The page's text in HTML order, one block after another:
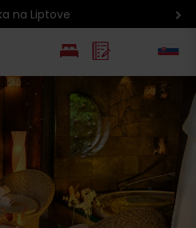
Atrakcie na Liptove podľa veku
EN